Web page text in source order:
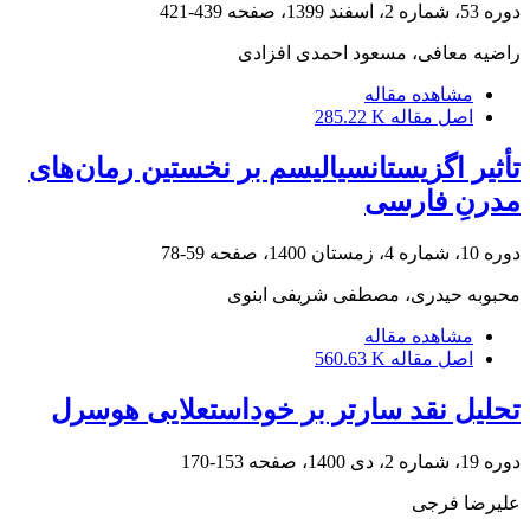
دوره 53، شماره 2، اسفند 1399، صفحه 439-421
راضیه معافی، مسعود احمدی افزادی
مشاهده مقاله
اصل مقاله 285.22 K
تأثیر اگزیستانسیالیسم بر نخستین رمان‌های
مدرنِ فارسی
دوره 10، شماره 4، زمستان 1400، صفحه 59-78
محبوبه حیدری، مصطفی شریفی ابنوی
مشاهده مقاله
اصل مقاله 560.63 K
تحلیل نقد سارتر بر خوداستعلایی هوسرل
دوره 19، شماره 2، دی 1400، صفحه 153-170
علیرضا فرجی